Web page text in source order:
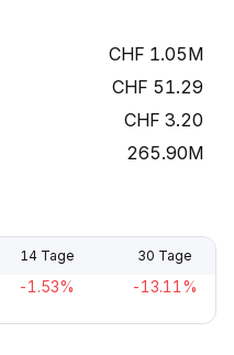
1.05M
51.29
3.20
265.90M
14 Tage 30 Tage
-1.53% -13.11%